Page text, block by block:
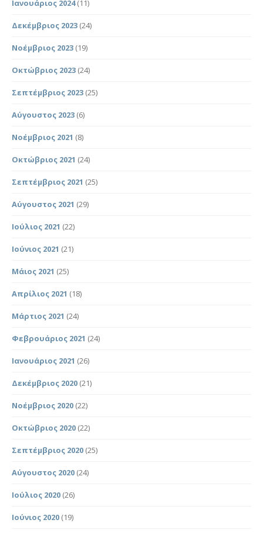
Ιανουάριος 2024(11)
Δεκέμβριος 2023 (24)
Νοέμβριος 2023 (19)
Οκτώβριος 2023 (24)
Σεπτέμβριος 2023 (25)
Αύγουστος 2023 (6)
Νοέμβριος 2021 (8)
Οκτώβριος 2021 (24)
Σεπτέμβριος 2021 (25)
Αύγουστος 2021 (29)
Ιούλιος 2021 (22)
Ιούνιος 2021 (21)
Μάιος 2021 (25)
Απρίλιος 2021 (18)
Μάρτιος 2021 (24)
Φεβρουάριος 2021 (24)
Ιανουάριος 2021 (26)
Δεκέμβριος 2020 (21)
Νοέμβριος 2020 (22)
Οκτώβριος 2020 (22)
Σεπτέμβριος 2020 (25)
Αύγουστος 2020 (24)
Ιούλιος 2020 (26)
Ιούνιος 2020 (19)